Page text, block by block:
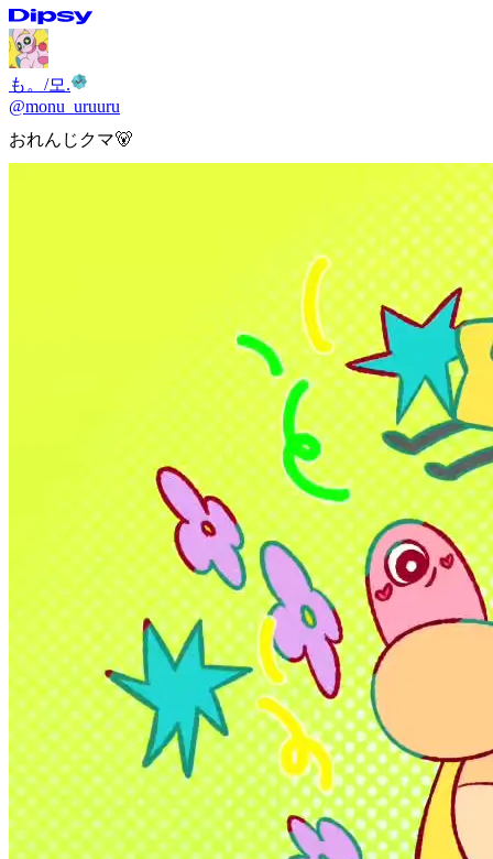
も。/모.
@monu_uruuru
おれんじクマ🐻